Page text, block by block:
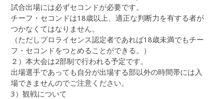
試合出場には必ずセコンドが必要です。
チーフ・セコンドは18歳以上、適正な判断力を有する者が
つかなくてはなりません。
（ただしプロライセンス認定者であれば18歳未満でもチー
フ・セコンドをつとめることができる。）
２）本大会は2部制で行われる予定です。
出場選手であっても自分が出場する部以外の時間帯には入
場できませんのでご注意ください。
3）観戦について